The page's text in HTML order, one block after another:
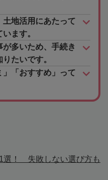
地活用にあたって
ます。
多いため、手続き
たいです。
」「おすすめ」って
選！ 失敗しない選び方も